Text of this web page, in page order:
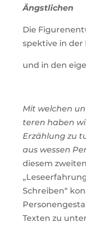
Ängstlichen
Die
spek­tive in der
und in den
Mit wel­chen
teren haben
Erzäh­lung zu
aus wessen
diesem
Schreiben“
Texten zu